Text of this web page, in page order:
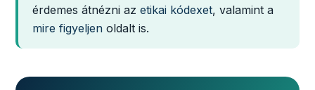
érdemes átnézni az etikai kódexet, valamint a
mire figyeljen oldalt is.